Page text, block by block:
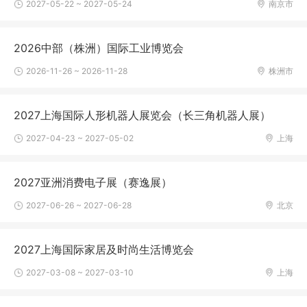
南京市
2027-05-22 ~ 2027-05-24
2026中部（株洲）国际工业博览会
株洲市
2026-11-26 ~ 2026-11-28
2027上海国际人形机器人展览会（长三角机器人展）
上海
2027-04-23 ~ 2027-05-02
2027亚洲消费电子展（赛逸展）
北京
2027-06-26 ~ 2027-06-28
2027上海国际家居及时尚生活博览会
上海
2027-03-08 ~ 2027-03-10